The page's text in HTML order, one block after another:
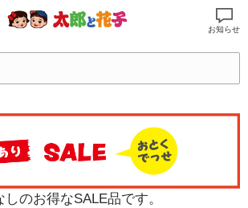
お知らせ
のお得なSALE品です。